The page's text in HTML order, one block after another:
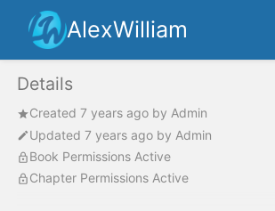
AlexWilliam
Details
Created 7 years ago by Admin
Updated 7 years ago by Admin
Book Permissions Active
Chapter Permissions Active